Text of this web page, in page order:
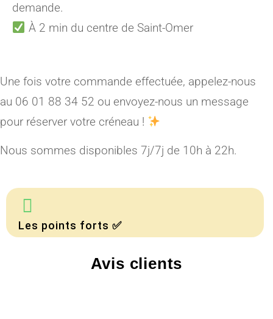
demande.
À 2 min du centre de Saint-Omer
Une fois votre commande effectuée, appelez-nous
au 06 01 88 34 52 ou envoyez-nous un message
pour réserver votre créneau !
Nous sommes disponibles 7j/7j de 10h à 22h.
Les points forts ✅
Avis clients